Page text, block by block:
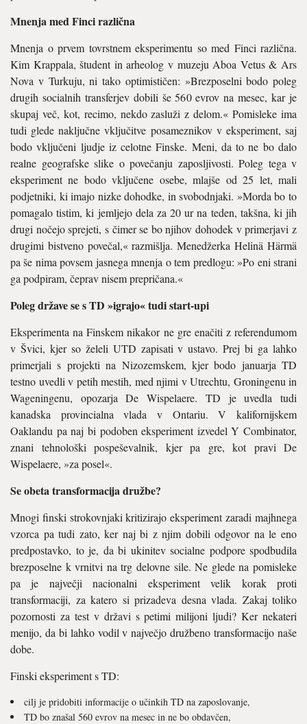
Mnenja med Finci različna
Mnenja o prvem tovrstnem eksperimentu so med Finci različna.
Kim Krappala, študent in arheolog v muzeju Aboa Vetus & Ars
Nova v Turkuju, ni tako optimističen: »Brezposelni bodo poleg
drugih socialnih transferjev dobili še 560 evrov na mesec, kar je
skupaj več, kot, recimo, nekdo zasluži z delom.« Pomisleke ima
tudi glede naključne vključitve posameznikov v eksperiment, saj
bodo vključeni ljudje iz celotne Finske. Meni, da to ne bo dalo
realne geografske slike o povečanju zaposljivosti. Poleg tega v
eksperiment ne bodo vključene osebe, mlajše od 25 let, mali
podjetniki, ki imajo nizke dohodke, in svobodnjaki. »Morda bo to
pomagalo tistim, ki jemljejo dela za 20 ur na teden, takšna, ki jih
drugi nočejo sprejeti, s čimer se bo njihov dohodek v primerjavi z
drugimi bistveno povečal,« razmišlja. Menedžerka Helinä Härmä
pa še nima povsem jasnega mnenja o tem predlogu: »Po eni strani
ga podpiram, čeprav nisem prepričana.«
Poleg države se s TD »igrajo« tudi start-upi
Eksperimenta na Finskem nikakor ne gre enačiti z referendumom
v Švici, kjer so želeli UTD zapisati v ustavo. Prej bi ga lahko
primerjali s projekti na Nizozemskem, kjer bodo januarja TD
testno uvedli v petih mestih, med njimi v Utrechtu, Groningenu in
Wageningenu, opozarja De Wispelaere. TD je uvedla tudi
kanadska provincialna vlada v Ontariu. V kalifornijskem
Oaklandu pa naj bi podoben eksperiment izvedel Y Combinator,
znani tehnološki pospeševalnik, kjer pa gre, kot pravi De
Wispelaere, »za posel«.
Se obeta transformacija družbe?
Mnogi finski strokovnjaki kritizirajo eksperiment zaradi majhnega
vzorca pa tudi zato, ker naj bi z njim dobili odgovor na le eno
predpostavko, to je, da bi ukinitev socialne podpore spodbudila
brezposelne k vrnitvi na trg delovne sile. Ne glede na pomisleke
pa je največji nacionalni eksperiment velik korak proti
transformaciji, za katero si prizadeva desna vlada. Zakaj toliko
pozornosti za test v državi s petimi milijoni ljudi? Ker nekateri
menijo, da bi lahko vodil v največjo družbeno transformacijo naše
dobe.
Finski eksperiment s TD:
cilj je pridobiti informacije o učinkih TD na zaposlovanje,
TD bo znašal 560 evrov na mesec in ne bo obdavčen,